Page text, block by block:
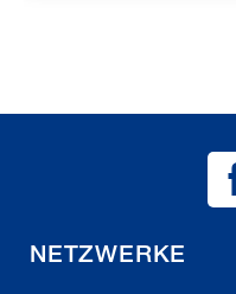
NETZWERKE